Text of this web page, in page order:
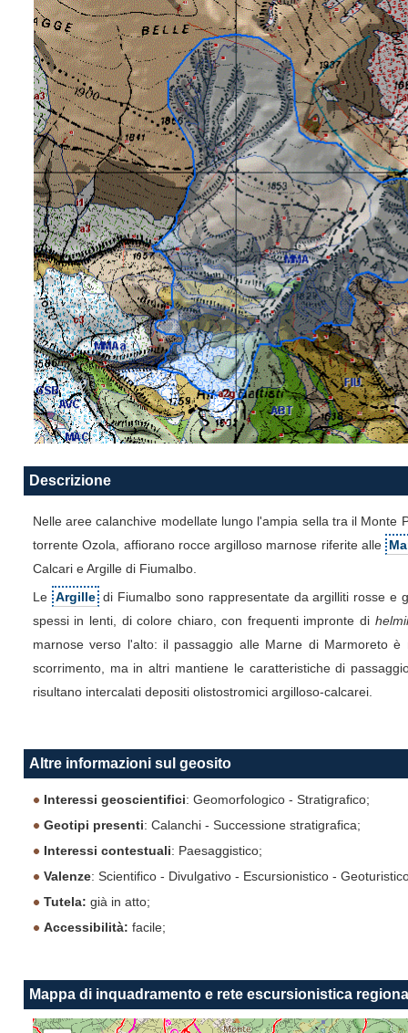
Descrizione
Nelle aree calanchive modellate lungo l'ampia sella tra il Monte
torrente Ozola, affiorano rocce argilloso marnose riferite alle
Calcari e Argille di Fiumalbo.
Le Argille di Fiumalbo sono rappresentate da argilliti rosse e
spessi in lenti, di colore chiaro, con frequenti impronte di
marnose verso l'alto: il passaggio alle Marne di Marmoreto
scorrimento, ma in altri mantiene le caratteristiche di
risultano intercalati depositi olistostromici argilloso-calcarei.
Altre informazioni sul geosito
Interessi geoscientifici: Geomorfologico - Stratigrafico;
Geotipi presenti: Calanchi - Successione stratigrafica;
Interessi contestuali: Paesaggistico;
Valenze: Scientifico - Divulgativo - Escursionistico -
Tutela: già in atto;
Accessibilità: facile;
Mappa di inquadramento e rete escursionistica